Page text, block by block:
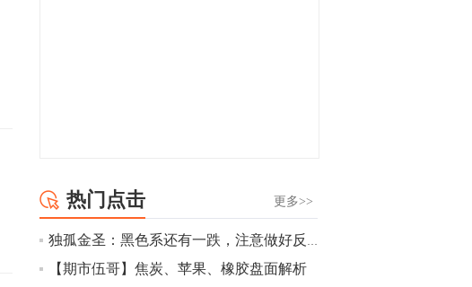
幅扩大至4.4%。
10:43
【行情】芝加哥11月大豆期货跌0.4%，12
月玉米期货跌1%。
更多>>
热门点击
独孤金圣：黑色系还有一跌，注意做好反攻准备
【期市伍哥】焦炭、苹果、橡胶盘面解析